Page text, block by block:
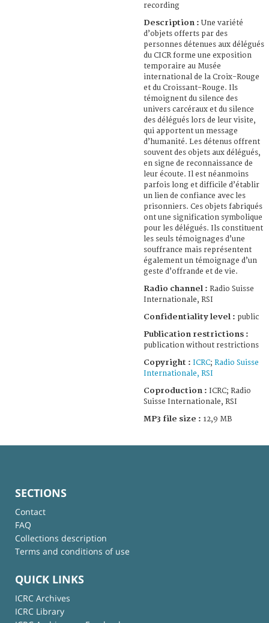
recording
Description : Une variété
d’objets offerts par des
personnes détenues aux délégués
du CICR forme une exposition
temporaire au Musée
international de la Croix-Rouge
et du Croissant-Rouge. Ils
témoignent du silence des
univers carcéraux et du silence
des délégués lors de leur visite,
qui apportent un message
d’humanité. Les détenus offrent
souvent des objets aux délégués,
en signe de reconnaissance de
leur écoute. Il est néanmoins
parfois long et difficile d’établir
un lien de confiance avec les
prisonniers. Ces objets fabriqués
ont une signification symbolique
pour les délégués. Ils constituent
les seuls témoignages d’une
souffrance mais représentent
également un témoignage d’un
geste d’offrande et de vie.
Radio channel : Radio Suisse
Internationale, RSI
Confidentiality level : public
Publication restrictions :
publication without restrictions
Copyright : ICRC; Radio Suisse
Internationale, RSI
Coproduction : ICRC; Radio
Suisse Internationale, RSI
MP3 file size : 12,9 MB
SECTIONS
Contact
FAQ
Collections description
Terms and conditions of use
QUICK LINKS
ICRC Archives
ICRC Library